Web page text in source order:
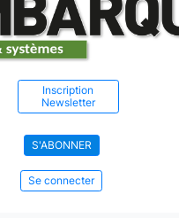
Inscription
Newsletter
S'ABONNER
Se connecter